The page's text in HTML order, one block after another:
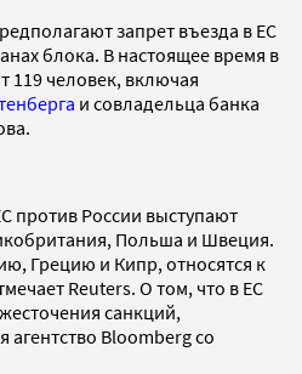
запрет въезда в ЕС
блока. В настоящее время в
119 человек, включая
и совладельца банка
против России выступают
Польша и Швеция.
Грецию и Кипр, относятся к
Reuters. О том, что в ЕС
санкций,
агентство Bloomberg со